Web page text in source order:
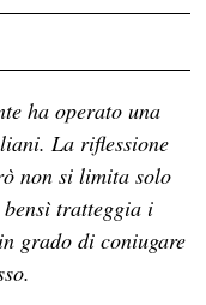
ha operato una
La riflessione
non si limita solo
tratteggia i
grado di coniugare